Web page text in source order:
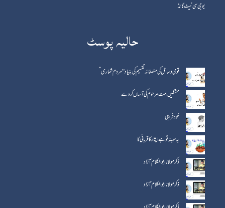
یوجی سی نیٹ گائڈ
حالیہ پوسٹ
قومی وسائل کی منصفانہ تقسیم کی بنیاد "مردم شماری”
مشکلیں امت مرحوم کی آساں کردے
خود فریبی
یہ مہینہ تو ہے ایثار کا قربانی کا
ذکر مولانا ابوالکلام آزاد
ذکر مولانا ابو الکلام آزاد